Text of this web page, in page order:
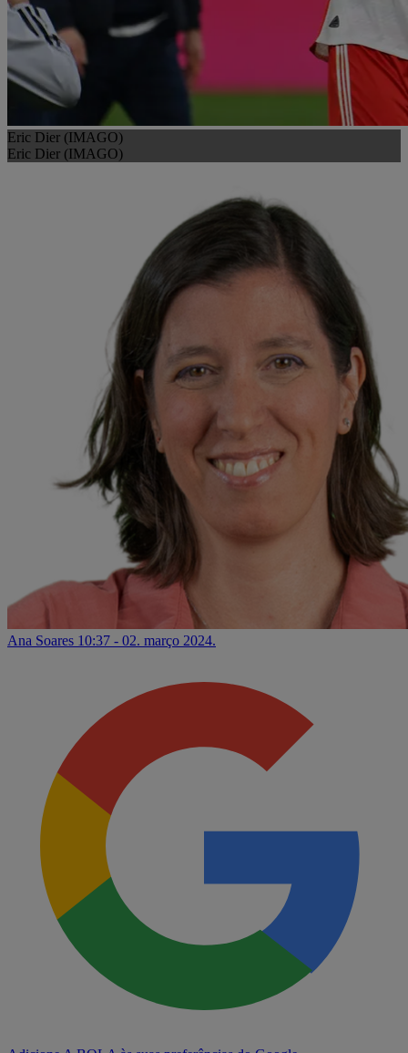
Eric Dier (IMAGO)
Eric Dier (IMAGO)
Ana Soares 10:37 - 02. março 2024.